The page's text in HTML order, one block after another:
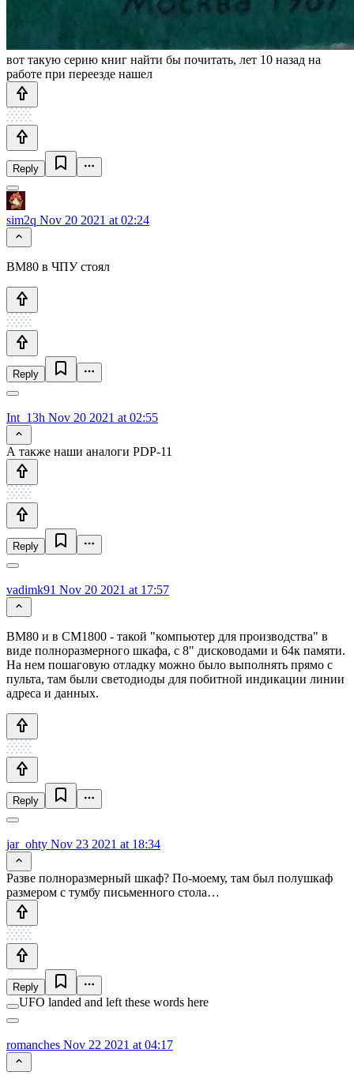
вот такую серию книг найти бы почитать, лет 10 назад на
работе при переезде нашел
Reply
sim2q Nov 20 2021 at 02:24
ВМ80 в ЧПУ стоял
Reply
Int_13h Nov 20 2021 at 02:55
А также наши аналоги PDP-11
Reply
vadimk91 Nov 20 2021 at 17:57
ВМ80 и в СМ1800 - такой "компьютер для производства" в
виде полноразмерного шкафа, с 8" дисководами и 64к памяти.
На нем пошаговую отладку можно было выполнять прямо с
пульта, там были светодиоды для побитной индикации линии
адреса и данных.
Reply
jar_ohty Nov 23 2021 at 18:34
Разве полноразмерный шкаф? По-моему, там был полушкаф
размером с тумбу письменного стола…
Reply
UFO landed and left these words here
romanches Nov 22 2021 at 04:17